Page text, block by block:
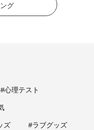
グ
#心理テスト
ズ #ラブグッズ